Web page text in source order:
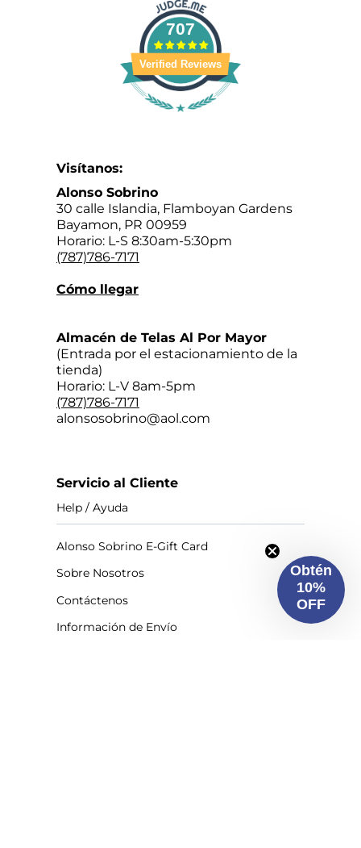
707
Verified Reviews
Visítanos:
Alonso Sobrino
30 calle Islandia, Flamboyan Gardens
Bayamon, PR 00959
Horario: L-S 8:30am-5:30pm
(787)786-7171
Cómo llegar
Almacén de Telas Al Por Mayor
(Entrada por el estacionamiento de la
tienda)
Horario: L-V 8am-5pm
(787)786-7171
alonsosobrino@aol.com
Servicio al Cliente
Help / Ayuda
Alonso Sobrino E-Gift Card
Sobre Nosotros
Contáctenos
Información de Envío
Obtén
10%
OFF